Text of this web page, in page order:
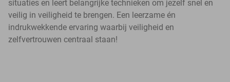
situaties en leert belangrijke technieken om jezelf snel en
veilig in veiligheid te brengen. Een leerzame én
indrukwekkende ervaring waarbij veiligheid en
zelfvertrouwen centraal staan!